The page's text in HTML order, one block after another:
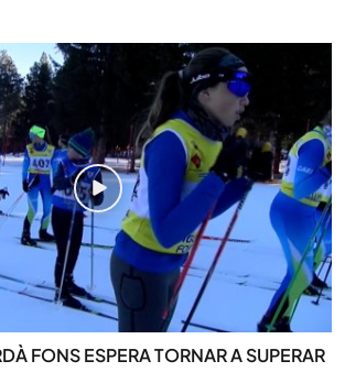
FONS ESPERA TORNAR A SUPERAR